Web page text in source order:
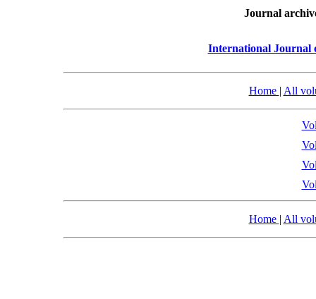
Journal
International Journal
Home | All
Home | All